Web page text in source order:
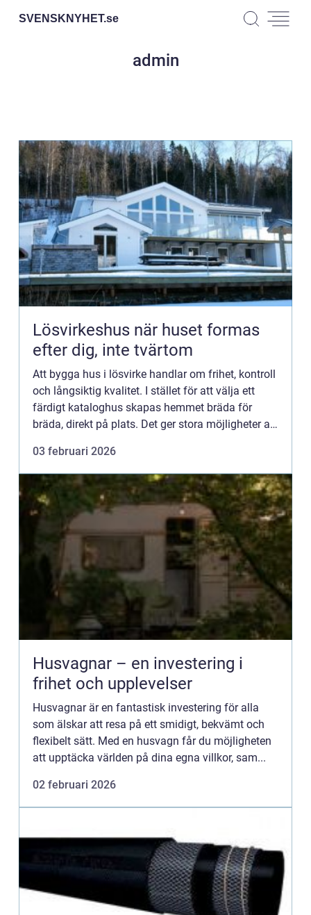
SVENSKNYHET.se
admin
Lösvirkeshus när huset formas
efter dig, inte tvärtom
Att bygga hus i lösvirke handlar om frihet, kontroll
och långsiktig kvalitet. I stället för att välja ett
färdigt kataloghus skapas hemmet bräda för
bräda, direkt på plats. Det ger stora möjligheter att
03 februari 2026
Husvagnar – en investering i
frihet och upplevelser
Husvagnar är en fantastisk investering för alla
som älskar att resa på ett smidigt, bekvämt och
flexibelt sätt. Med en husvagn får du möjligheten
att upptäcka världen på dina egna villkor, sam...
02 februari 2026